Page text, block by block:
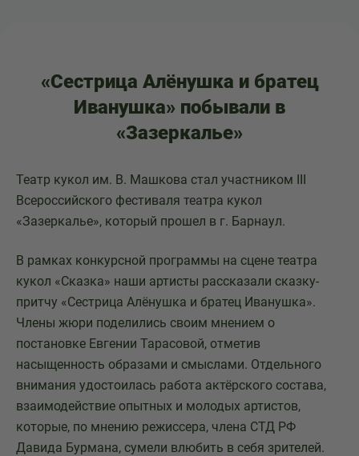
«Сестрица Алёнушка и братец
Иванушка» побывали в
«Зазеркалье»
Театр кукол им. В. Машкова стал участником III
Всероссийского фестиваля театра кукол
«Зазеркалье», который прошел в г. Барнаул.
В рамках конкурсной программы на сцене театра
кукол «Сказка» наши артисты рассказали сказку-
притчу «Сестрица Алёнушка и братец Иванушка».
Члены жюри поделились своим мнением о
постановке Евгении Тарасовой, отметив
насыщенность образами и смыслами. Отдельного
внимания удостоилась работа актёрского состава,
взаимодействие опытных и молодых артистов,
которые, по мнению режиссера, члена СТД РФ
Давида Бурмана, сумели влюбить в себя зрителей.